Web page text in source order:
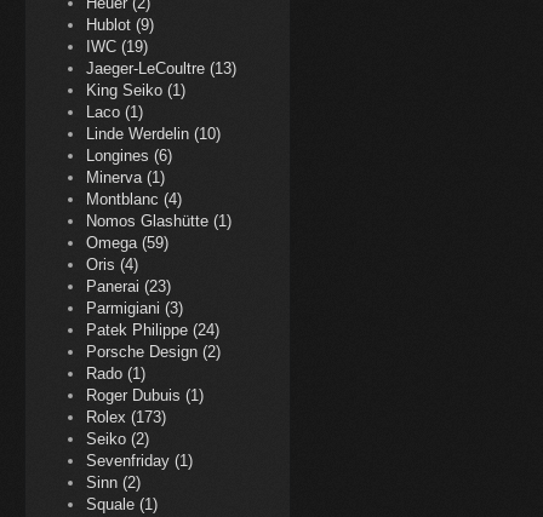
Hublot (9)
IWC (19)
Jaeger-LeCoultre (13)
King Seiko (1)
Laco (1)
Linde Werdelin (10)
Longines (6)
Minerva (1)
Montblanc (4)
Nomos Glashütte (1)
Omega (59)
Oris (4)
Panerai (23)
Parmigiani (3)
Patek Philippe (24)
Porsche Design (2)
Rado (1)
Roger Dubuis (1)
Rolex (173)
Seiko (2)
Sevenfriday (1)
Sinn (2)
Squale (1)